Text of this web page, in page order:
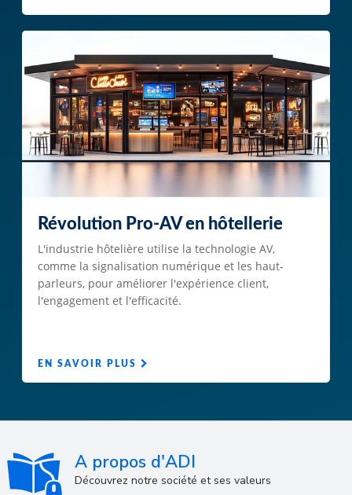
Révolution Pro-AV en hôtellerie
L'industrie hôtelière utilise la technologie AV,
comme la signalisation numérique et les haut-
parleurs, pour améliorer l'expérience client,
l'engagement et l'efficacité.
EN SAVOIR PLUS
A propos d'ADI
Découvrez notre société et ses valeurs